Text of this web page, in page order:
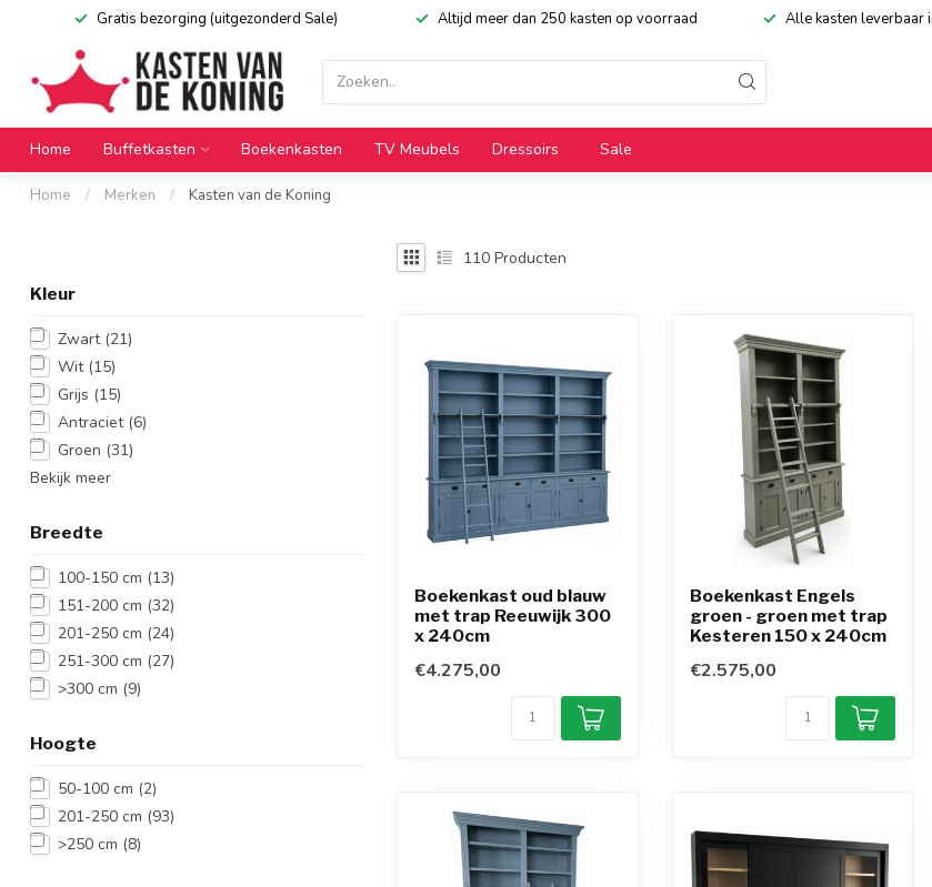
Gratis bezorging (uitgezonderd Sale) Altijd meer dan 250 kasten op voorraad Alle kasten leverbaar
Home Buffetkasten Boekenkasten TV Meubels Dressoirs Sale
Home / Merken / Kasten van de Koning
Kleur
Zwart (21)
Wit (15)
Grijs (15)
Antraciet (6)
Groen (31)
Bekijk meer
Breedte
100-150 cm (13)
151-200 cm (32)
201-250 cm (24)
251-300 cm (27)
>300 cm (9)
Hoogte
50-100 cm (2)
201-250 cm (93)
>250 cm (8)
110 Producten
Boekenkast oud blauw
met trap Reeuwijk 300
x 240cm
€4.275,00
Boekenkast Engels
groen - groen met trap
Kesteren 150 x 240cm
€2.575,00